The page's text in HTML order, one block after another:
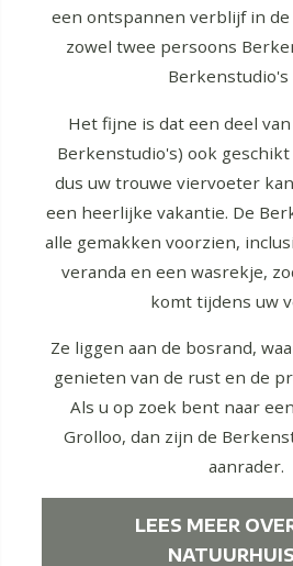
een ontspannen verblijf in de
zowel twee persoons
Berkenstudio's
Het fijne is dat een deel
Berkenstudio's) ook
dus uw trouwe viervoeter
een heerlijke vakantie. De
alle gemakken voorzien,
veranda en een wasrekje,
komt tijdens uw
Ze liggen aan de bosrand,
genieten van de rust en de
Als u op zoek bent naar
Grolloo, dan zijn de
aanrader.
LEES MEER